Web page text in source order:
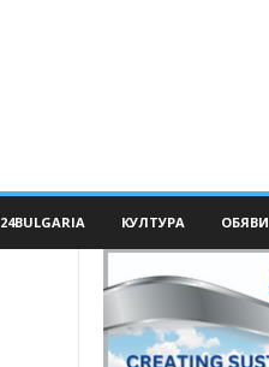
24BULGARIA КУЛТУРА ОБЯВИ